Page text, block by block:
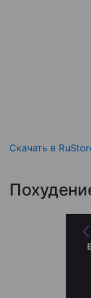
Скачать в